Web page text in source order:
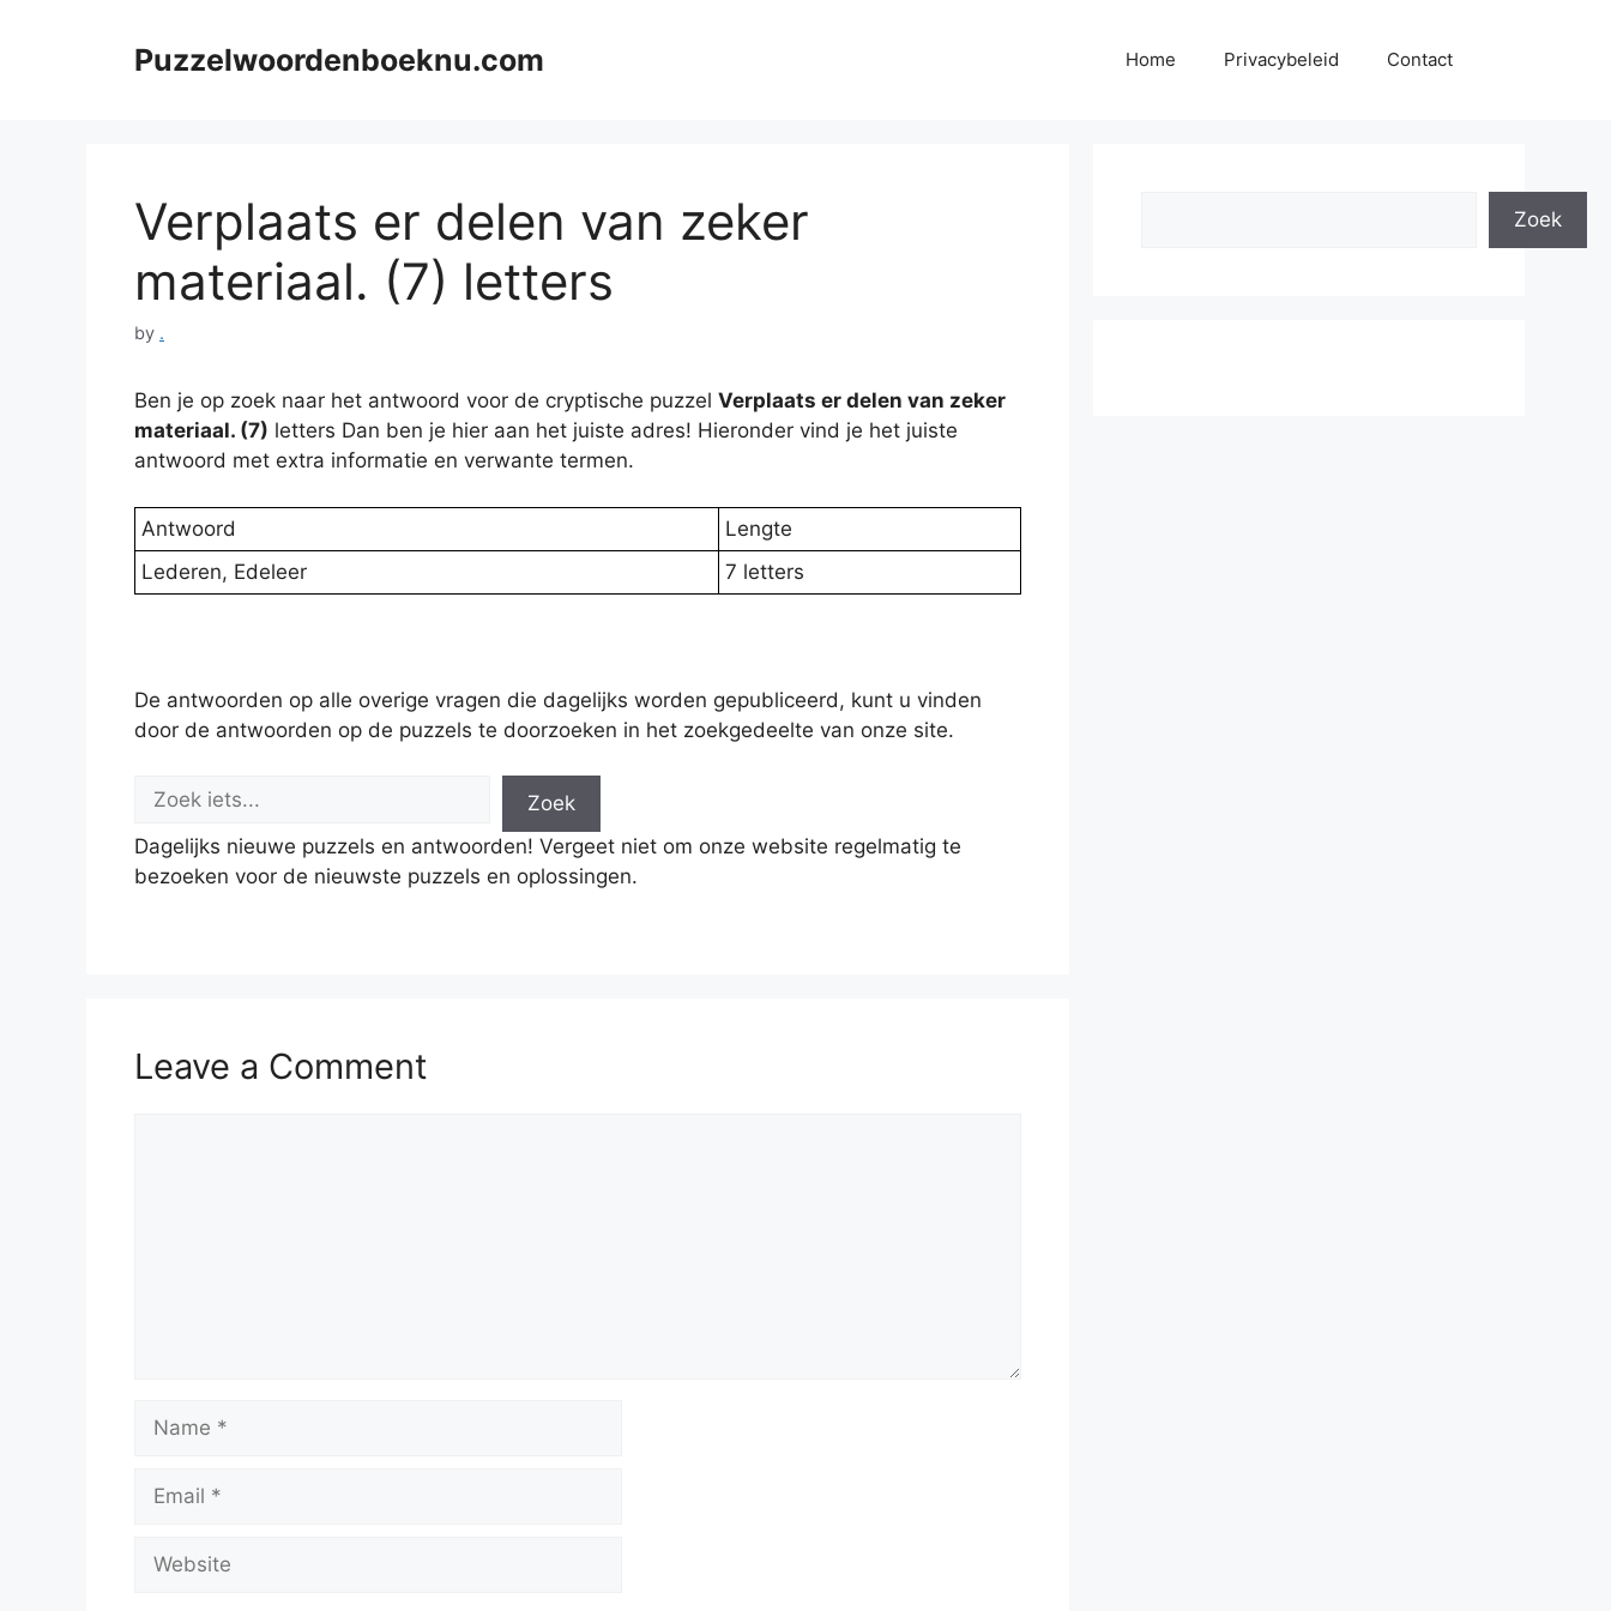
Puzzelwoordenboeknu.com Home Privacybeleid Contact
Verplaats er delen van zeker
materiaal. (7) letters
by .
Ben je op zoek naar het antwoord voor de cryptische puzzel Verplaats er delen van zeker
materiaal. (7) letters Dan ben je hier aan het juiste adres! Hieronder vind je het juiste
antwoord met extra informatie en verwante termen.
Antwoord
Lengte
Lederen, Edeleer
7 letters
De antwoorden op alle overige vragen die dagelijks worden gepubliceerd, kunt u vinden
door de antwoorden op de puzzels te doorzoeken in het zoekgedeelte van onze site.
Zoek
Dagelijks nieuwe puzzels en antwoorden! Vergeet niet om onze website regelmatig te
bezoeken voor de nieuwste puzzels en oplossingen.
Leave a Comment
Name
Email
Website
Zoek